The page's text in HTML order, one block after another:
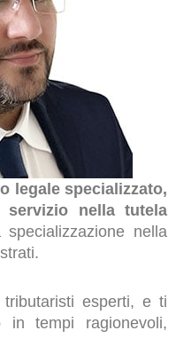
legale specializzato,
nella tutela
nella
esperti, e ti
tempi ragionevoli,